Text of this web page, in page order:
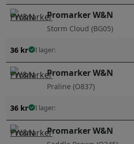
Promarker W&N
Storm Cloud (BG05)
36 kr I lager:
Promarker W&N
Praline (O837)
36 kr I lager:
Promarker W&N